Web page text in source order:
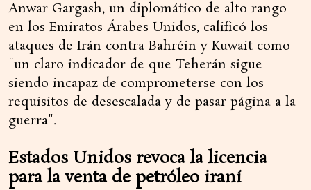
Anwar Gargash, un diplomático de alto rango
en los Emiratos Árabes Unidos, calificó los
ataques de Irán contra Bahréin y Kuwait como
"un claro indicador de que Teherán sigue
siendo incapaz de comprometerse con los
requisitos de desescalada y de pasar página a la
guerra".
Estados Unidos revoca la licencia
para la venta de petróleo iraní